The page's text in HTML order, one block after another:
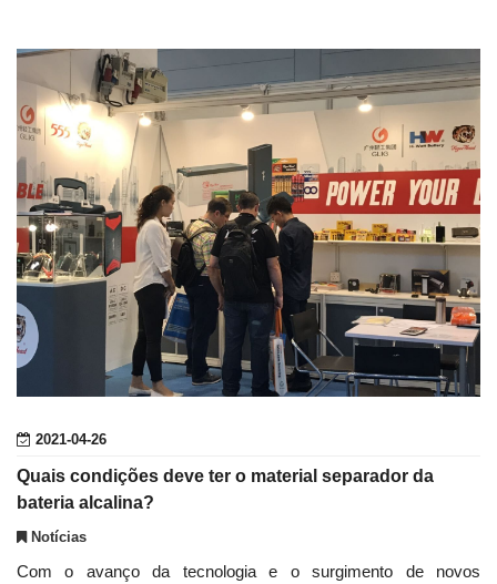
2021-04-26
Quais condições deve ter o material separador da
bateria alcalina?
Notícias
Com o avanço da tecnologia e o surgimento de novos